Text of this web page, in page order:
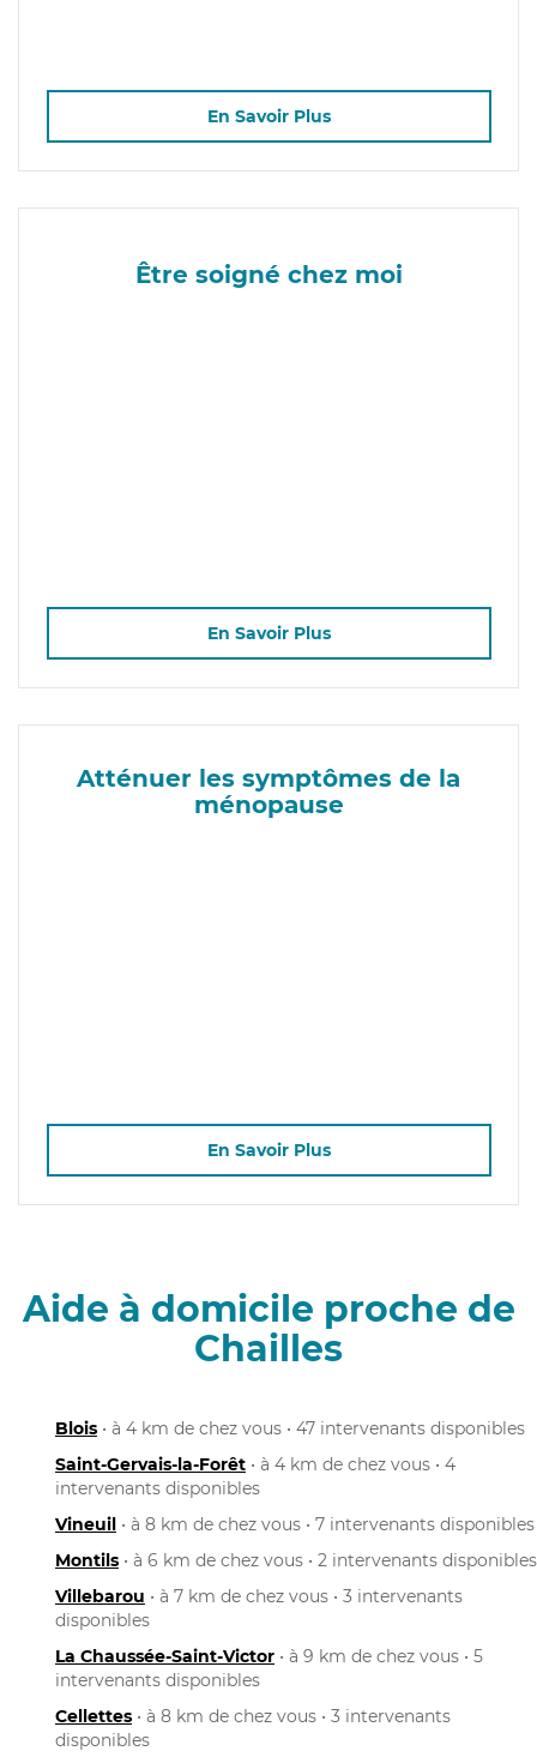
En Savoir Plus
Être soigné chez moi
En Savoir Plus
Atténuer les symptômes de la
ménopause
En Savoir Plus
Aide à domicile proche de
Chailles
Blois • à 4 km de chez vous • 47 intervenants disponibles
Saint-Gervais-la-Forêt • à 4 km de chez vous • 4
intervenants disponibles
Vineuil • à 8 km de chez vous • 7 intervenants disponibles
Montils • à 6 km de chez vous • 2 intervenants disponibles
Villebarou • à 7 km de chez vous • 3 intervenants
disponibles
La Chaussée-Saint-Victor • à 9 km de chez vous • 5
intervenants disponibles
Cellettes • à 8 km de chez vous • 3 intervenants
disponibles